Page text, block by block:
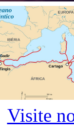
Visite